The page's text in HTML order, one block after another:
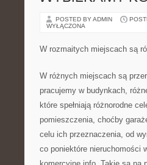
POSTED BY ADMIN
WYŁĄCZONA
W rozmaitych miejscach są
W różnych miejscach są
pracujemy w budynkach,
które spełniają różnorodne
pomieszczenia, choćby
celu ich przeznaczenia, od
co poniektóre nieruchomości